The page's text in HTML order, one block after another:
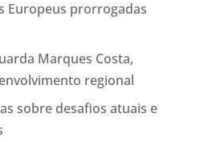
Europeus prorrogadas
Marques Costa,
regional
sobre desafios atuais e